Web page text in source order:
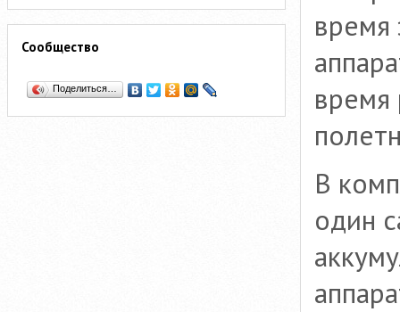
Сообщество
Поделиться…
время
время
В
один